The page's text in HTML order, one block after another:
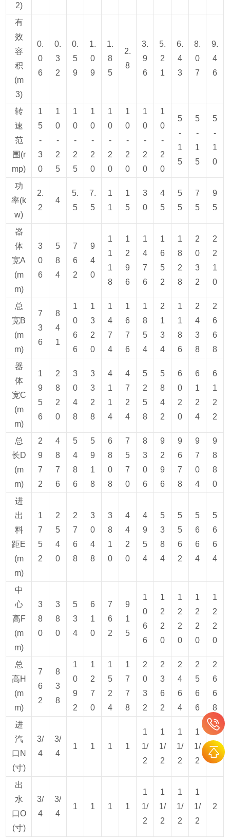
2)
有
效
容
积
(m
3)
0.
0
6
0.
3
2
0.
5
9
1.
0
9
1.
8
5
2.
8
3.
9
6
5.
2
1
6.
4
3
8.
0
7
9.
4
6
转
速
范
围(r
mp)
1
5
-
3
0
1
0
-
2
5
1
0
-
2
5
1
0
-
2
0
1
0
-
2
0
1
0
-
2
0
1
0
-
2
0
1
0
-
2
0
5
-
1
5
5
-
1
5
5
-
1
0
功
率(k
w)
2.
2
4
5.
5
7.
5
1
1
1
5
3
0
4
5
5
5
7
5
9
5
器
体
宽A
(m
m)
3
0
6
5
8
4
7
6
2
9
4
0
1
1
1
8
1
2
9
6
1
4
7
6
1
6
5
2
1
8
2
8
2
0
3
2
2
2
1
0
总
宽B
(m
m)
7
3
6
8
4
1
1
0
6
6
1
3
2
0
1
4
7
4
1
6
7
6
1
8
5
4
2
1
3
4
1
1
8
6
2
4
3
8
2
6
6
8
器
体
宽C
(m
m)
1
9
5
6
2
8
2
0
3
0
4
8
3
3
2
8
4
1
1
4
4
7
2
4
5
2
5
8
5
8
4
2
6
0
2
0
6
1
2
4
6
1
2
2
总
长D
(m
m)
2
9
7
2
4
8
7
6
5
4
8
6
5
9
1
8
6
8
0
8
7
5
7
0
8
3
0
6
9
2
9
6
9
6
7
8
9
7
0
4
9
8
8
0
进
出
料
距E
(m
m)
1
7
5
2
2
5
4
0
2
7
6
8
3
0
4
8
3
8
1
0
4
4
2
0
4
9
5
4
5
3
8
4
5
5
6
2
5
6
6
4
5
6
6
4
中
心
高F
(m
m)
3
8
0
3
8
0
5
3
4
6
1
0
7
6
2
9
1
5
1
0
6
6
1
2
2
0
1
2
2
0
1
2
2
0
1
2
2
0
总
高H
(m
m)
7
6
2
8
3
8
1
0
9
2
1
2
7
0
1
5
2
4
1
7
7
8
2
0
3
2
2
3
6
2
2
4
6
4
2
5
6
6
2
6
6
8
进
汽
口N
(寸)
3/
4
3/
4
1 1 1 1
1
1/
2
1
1/
2
1
1/
2
1
1/
2
2
出
水
口O
(寸)
3/
4
3/
4
1 1 1 1
1
1/
2
1
1/
2
1
1/
2
1
1/
2
2